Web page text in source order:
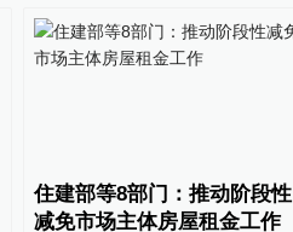
住建部等8部门：推动阶段性
减免市场主体房屋租金工作